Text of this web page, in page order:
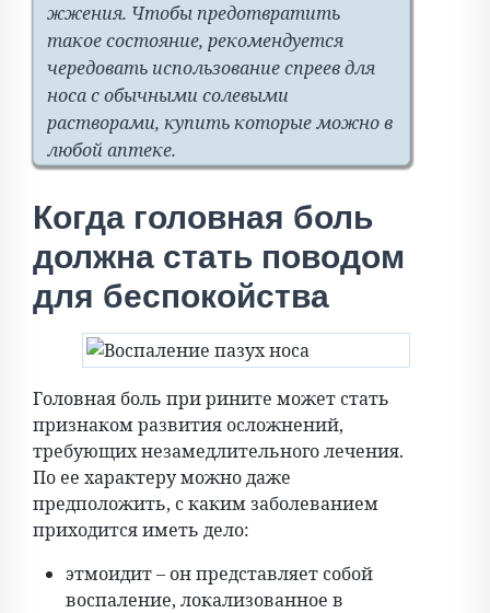
жжения. Чтобы предотвратить
такое состояние, рекомендуется
чередовать использование спреев для
носа с обычными солевыми
растворами, купить которые можно в
любой аптеке.
Когда головная боль
должна стать поводом
для беспокойства
Головная боль при рините может стать
признаком развития осложнений,
требующих незамедлительного лечения.
По ее характеру можно даже
предположить, с каким заболеванием
приходится иметь дело:
этмоидит – он представляет собой
воспаление, локализованное в